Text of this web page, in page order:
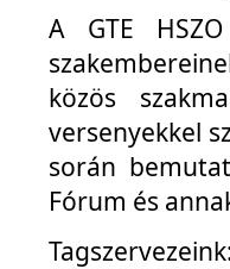
A GTE
közös
versenyekkel
során
Fórum és